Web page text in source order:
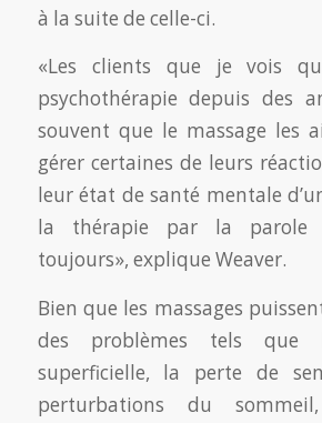
à la suite de celle-ci.
«Les clients que je vois
psychothérapie depuis des
souvent que le massage les
gérer certaines de leurs
leur état de santé mentale
la thérapie par la parole
toujours», explique Weaver.
Bien que les massages
des problèmes tels que
superficielle, la perte de
perturbations du